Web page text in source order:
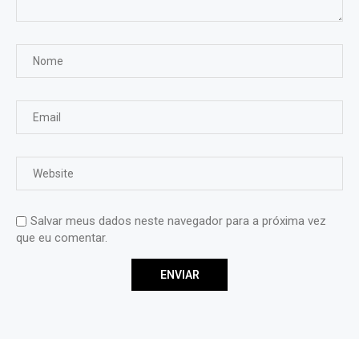
Salvar meus dados neste navegador para a próxima vez
que eu comentar.